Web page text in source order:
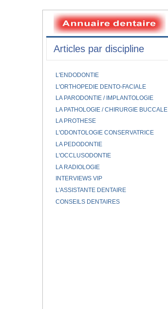
Articles par discipline
L'ENDODONTIE
L'ORTHOPEDIE DENTO-FACIALE
LA PARODONTIE / IMPLANTOLOGIE
LA PATHOLOGIE / CHIRURGIE BUCCALE
LA PROTHESE
L'ODONTOLOGIE CONSERVATRICE
LA PEDODONTIE
L'OCCLUSODONTIE
LA RADIOLOGIE
INTERVIEWS VIP
L'ASSISTANTE DENTAIRE
CONSEILS DENTAIRES